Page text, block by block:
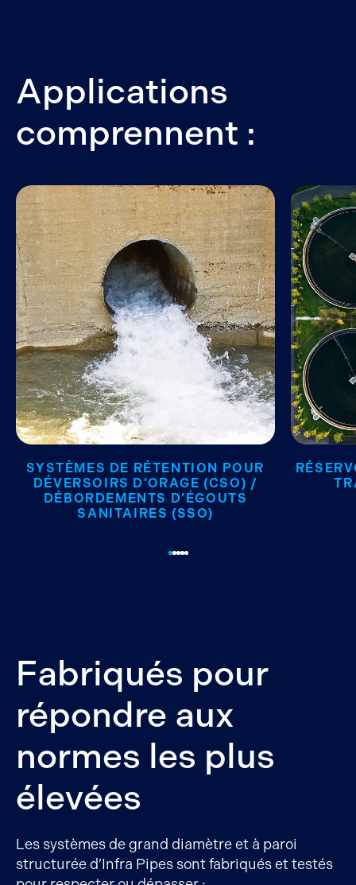
Applications
comprennent :
SYSTÈMES DE RÉTENTION POUR
DÉVERSOIRS D’ORAGE (CSO) /
DÉBORDEMENTS D’ÉGOUTS
SANITAIRES (SSO)
Fabriqués pour
répondre aux
normes les plus
élevées
Les systèmes de grand diamètre et à paroi
structurée d’Infra Pipes sont fabriqués et testés